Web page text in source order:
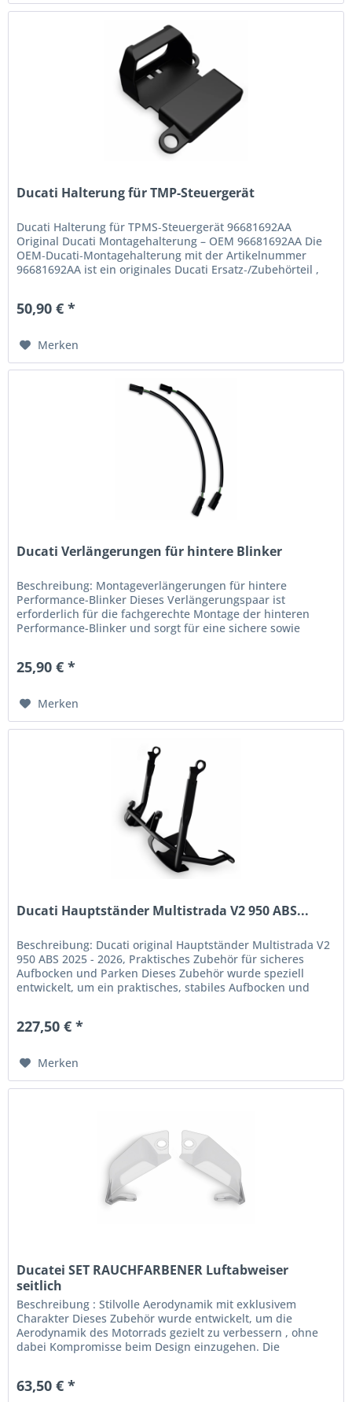
Ducati Halterung für TMP-Steuergerät
Ducati Halterung für TPMS‑Steuergerät 96681692AA
Original Ducati Montagehalterung – OEM 96681692AA Die
OEM‑Ducati‑Montagehalterung mit der Artikelnummer
96681692AA ist ein originales Ducati Ersatz‑/Zubehörteil ,
50,90 € *
Merken
Ducati Verlängerungen für hintere Blinker
Beschreibung: Montageverlängerungen für hintere
Performance-Blinker Dieses Verlängerungspaar ist
erforderlich für die fachgerechte Montage der hinteren
Performance-Blinker und sorgt für eine sichere sowie
25,90 € *
Merken
Ducati Hauptständer Multistrada V2 950 ABS...
Beschreibung: Ducati original Hauptständer Multistrada V2
950 ABS 2025 - 2026, Praktisches Zubehör für sicheres
Aufbocken und Parken Dieses Zubehör wurde speziell
entwickelt, um ein praktisches, stabiles Aufbocken und
227,50 € *
Merken
Ducatei SET RAUCHFARBENER Luftabweiser
seitlich
Beschreibung : Stilvolle Aerodynamik mit exklusivem
Charakter Dieses Zubehör wurde entwickelt, um die
Aerodynamik des Motorrads gezielt zu verbessern , ohne
dabei Kompromisse beim Design einzugehen. Die
63,50 € *